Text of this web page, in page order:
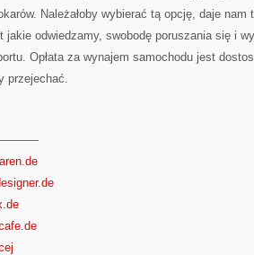
Należałoby wybierać tą opcję, daje
jakie odwiedzamy, swobodę poruszania się i
Opłata za wynajem samochodu jest
przejechać.